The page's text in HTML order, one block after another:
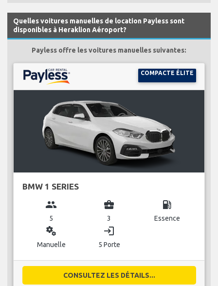
Quelles voitures manuelles de location Payless sont
disponibles à Heraklion Aéroport?
Payless offre les voitures manuelles suivantes:
COMPACTE ÉLITE
BMW 1 SERIES
group
5
business_center
3
local_gas_station
Essence
miscellaneous_services
Manuelle
login
5 Porte
CONSULTEZ LES DÉTAILS...